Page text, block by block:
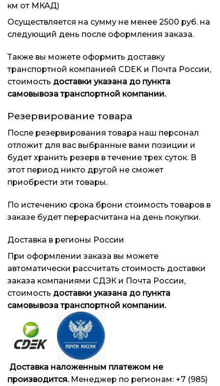
км от МКАД)
Осуществляется на сумму не менее 2500 руб. на
следующий день после оформления заказа.
Также вы можете оформить доставку
транспортной компанией CDEK и Почта России,
стоимость доставки указана до пункта
самовывоза транспортной компании.
Резервирование товара
После резервирования товара наш персонал
отложит для вас выбранные вами позиции и
будет хранить резерв в течение трех суток. В
этот период никто другой не сможет
приобрести эти товары.
По истечению срока брони стоимость товаров в
заказе будет перерасчитана на день покупки.
Доставка в регионы России
При оформлении заказа вы можете
автоматически рассчитать стоимость доставки
заказа компаниями СДЭК и Почта России,
стоимость доставки указана до пункта
самовывоза транспортной компании.
Доставка наложенным платежом не
производится. Менеджер по регионам: +7 (985)
Меню
Каталог
Бренды
Подарочные сертификаты
Доставка и оплата
Блог
Меню
Каталог
Бренды
Подарочные сертификаты
Доставка и оплата
Блог
Меню
Каталог
Бренды
Подарочные сертификаты
Доставка и оплата
Блог